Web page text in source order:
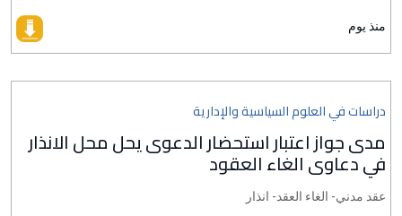
منذ يوم
دراسات في العلوم السياسية والإدارية
مدى جواز اعتبار استحضار الدعوى يحل محل الانذار
في دعاوى الغاء العقود
عقد مدني- الغاء العقد- انذار